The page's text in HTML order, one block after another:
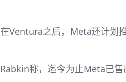
在Ventura之后，Meta还计划
Rabkin称，迄今为止Meta已